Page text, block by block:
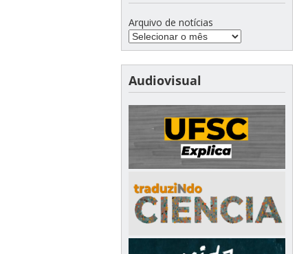
Arquivo de notícias
Audiovisual